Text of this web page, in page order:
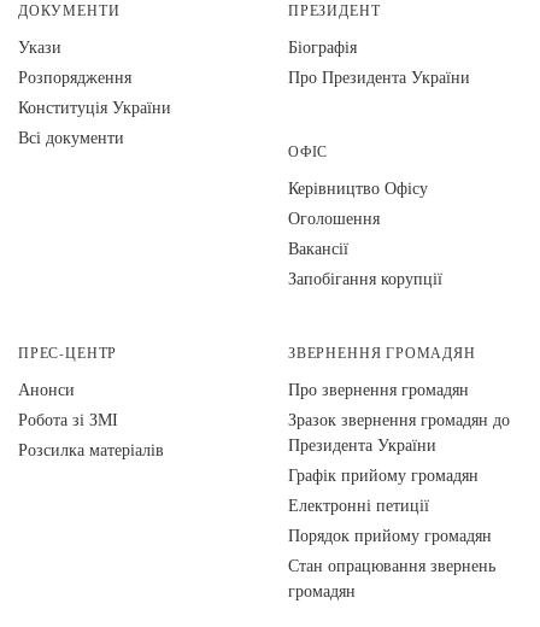
ДОКУМЕНТИ
Укази
Розпорядження
Конституція України
Всі документи
ПРЕЗИДЕНТ
Біографія
Про Президента України
ОФІС
Керівництво Офісу
Оголошення
Вакансії
Запобігання корупції
ПРЕС-ЦЕНТР
Анонси
Робота зі ЗМІ
Розсилка матеріалів
ЗВЕРНЕННЯ ГРОМАДЯН
Про звернення громадян
Зразок звернення громадян до
Президента України
Графік прийому громадян
Електронні петиції
Порядок прийому громадян
Стан опрацювання звернень
громадян